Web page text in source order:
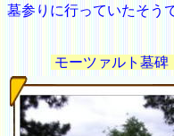
墓参りに行っていたそう
モーツァルト墓碑